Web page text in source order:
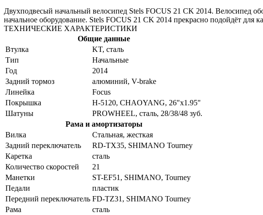
Двухподвесый начальный велосипед Stels FOCUS 21 CK 2014. Велосипед
начальное оборудование. Stels FOCUS 21 CK 2014 прекрасно подойдёт для
ТЕХНИЧЕСКИЕ ХАРАКТЕРИСТИКИ
Общие данные
Bтулка
KT, сталь
Tип
Начальные
Год
2014
Задний тормоз
алюминий, V-brake
Линейка
Focus
Покрышка
H-5120, CHAOYANG, 26"x1.95"
Шатуны
PROWHEEL, сталь, 28/38/48 зуб.
Рама и амортизаторы
Вилка
Стальная, жесткая
Задний переключатель
RD-TX35, SHIMANO Tourney
Каретка
сталь
Количество скоростей
21
Манетки
ST-EF51, SHIMANO, Tourney
Педали
пластик
Передний переключатель FD-TZ31, SHIMANO Tourney
Рама
сталь